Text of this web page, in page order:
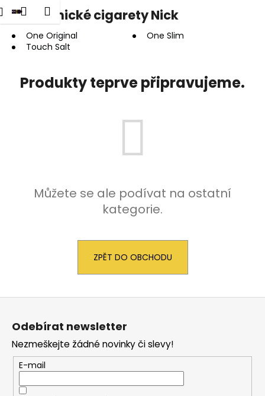
Přejít
na
obsah
Přihlášení
Nákupní
košík
Menu
Elektronické cigarety Nick
One Original
One Slim
Touch Salt
Produkty teprve připravujeme.
Můžete se ale podívat na ostatní
kategorie.
ZPĚT DO OBCHODU
K
o
o
j
t
?
Odebírat newsletter
Nezmeškejte žádné novinky či slevy!
E-mail